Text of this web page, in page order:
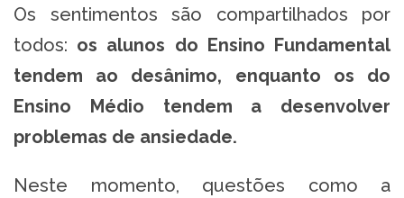
Os sentimentos são compartilhados por
todos: os alunos do Ensino Fundamental
tendem ao desânimo, enquanto os do
Ensino Médio tendem a desenvolver
problemas de ansiedade.
Neste momento, questões como a